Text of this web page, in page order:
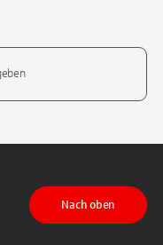
auf LinkedIn
Nach oben